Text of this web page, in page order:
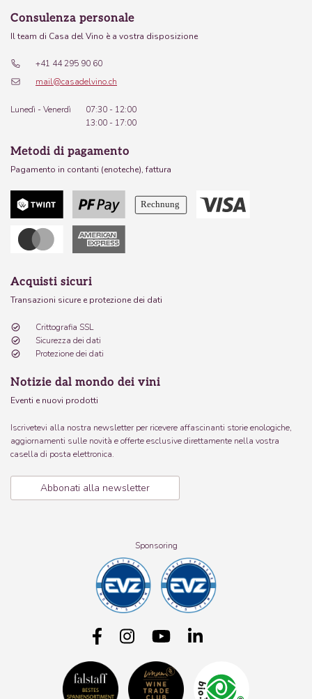
Consulenza personale
Il team di Casa del Vino è a vostra disposizione
+41 44 295 90 60
mail@casadelvino.ch
Lunedì - Venerdì
07:30 - 12:00
13:00 - 17:00
Metodi di pagamento
Pagamento in contanti (enoteche), fattura
Acquisti sicuri
Transazioni sicure e protezione dei dati
Crittografia SSL
Sicurezza dei dati
Protezione dei dati
Notizie dal mondo dei vini
Eventi e nuovi prodotti
Iscrivetevi alla nostra newsletter per ricevere affascinanti storie enologiche,
aggiornamenti sulle novità e offerte esclusive direttamente nella vostra
casella di posta elettronica.
Abbonati alla newsletter
Sponsoring